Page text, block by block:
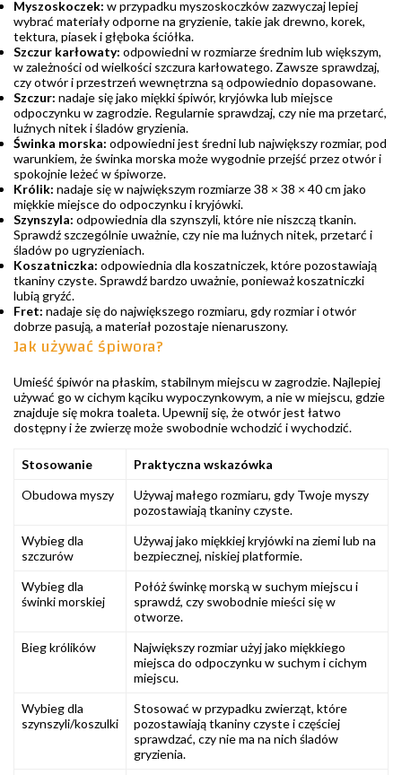
Myszoskoczek: w przypadku myszoskoczków zazwyczaj lepiej
wybrać materiały odporne na gryzienie, takie jak drewno, korek,
tektura, piasek i głęboka ściółka.
Szczur karłowaty: odpowiedni w rozmiarze średnim lub większym,
w zależności od wielkości szczura karłowatego. Zawsze sprawdzaj,
czy otwór i przestrzeń wewnętrzna są odpowiednio dopasowane.
Szczur: nadaje się jako miękki śpiwór, kryjówka lub miejsce
odpoczynku w zagrodzie. Regularnie sprawdzaj, czy nie ma przetarć,
luźnych nitek i śladów gryzienia.
Świnka morska: odpowiedni jest średni lub największy rozmiar, pod
warunkiem, że świnka morska może wygodnie przejść przez otwór i
spokojnie leżeć w śpiworze.
Królik: nadaje się w największym rozmiarze 38 × 38 × 40 cm jako
miękkie miejsce do odpoczynku i kryjówki.
Szynszyla: odpowiednia dla szynszyli, które nie niszczą tkanin.
Sprawdź szczególnie uważnie, czy nie ma luźnych nitek, przetarć i
śladów po ugryzieniach.
Koszatniczka: odpowiednia dla koszatniczek, które pozostawiają
tkaniny czyste. Sprawdź bardzo uważnie, ponieważ koszatniczki
lubią gryźć.
Fret: nadaje się do największego rozmiaru, gdy rozmiar i otwór
dobrze pasują, a materiał pozostaje nienaruszony.
Jak używać śpiwora?
Umieść śpiwór na płaskim, stabilnym miejscu w zagrodzie. Najlepiej
używać go w cichym kąciku wypoczynkowym, a nie w miejscu, gdzie
znajduje się mokra toaleta. Upewnij się, że otwór jest łatwo
dostępny i że zwierzę może swobodnie wchodzić i wychodzić.
Stosowanie
Praktyczna wskazówka
Obudowa myszy
Używaj małego rozmiaru, gdy Twoje myszy
pozostawiają tkaniny czyste.
Wybieg dla
szczurów
Używaj jako miękkiej kryjówki na ziemi lub na
bezpiecznej, niskiej platformie.
Wybieg dla
świnki morskiej
Połóż świnkę morską w suchym miejscu i
sprawdź, czy swobodnie mieści się w
otworze.
Bieg królików
Największy rozmiar użyj jako miękkiego
miejsca do odpoczynku w suchym i cichym
miejscu.
Wybieg dla
szynszyli/koszulki
Stosować w przypadku zwierząt, które
pozostawiają tkaniny czyste i częściej
sprawdzać, czy nie ma na nich śladów
gryzienia.